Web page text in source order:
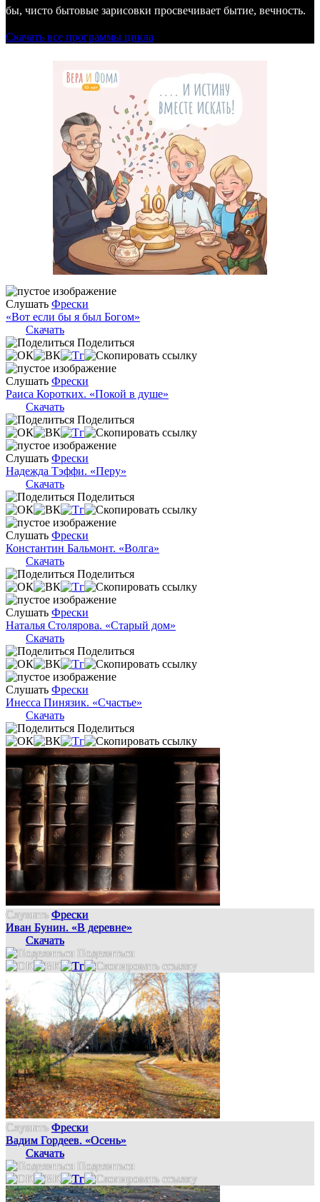
бы, чисто бытовые зарисовки просвечивает бытие, вечность.
Скачать все программы цикла
Слушать Фрески
«Вот если бы я был Богом»
Скачать
Поделиться
Слушать Фрески
Раиса Коротких. «Покой в душе»
Скачать
Поделиться
Слушать Фрески
Надежда Тэффи. «Перу»
Скачать
Поделиться
Слушать Фрески
Константин Бальмонт. «Волга»
Скачать
Поделиться
Слушать Фрески
Наталья Столярова. «Старый дом»
Скачать
Поделиться
Слушать Фрески
Инесса Пинязик. «Счастье»
Скачать
Поделиться
Слушать Фрески
Иван Бунин. «В деревне»
Скачать
Поделиться
Слушать Фрески
Вадим Гордеев. «Осень»
Скачать
Поделиться